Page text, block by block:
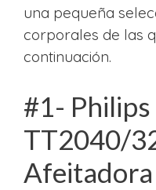
una pequeña
corporales de las
continuación.
#1-
TT2040/